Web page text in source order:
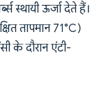
स्थायी ऊर्जा देते हैं।
तापमान 71°C)
के दौरान एंटी-